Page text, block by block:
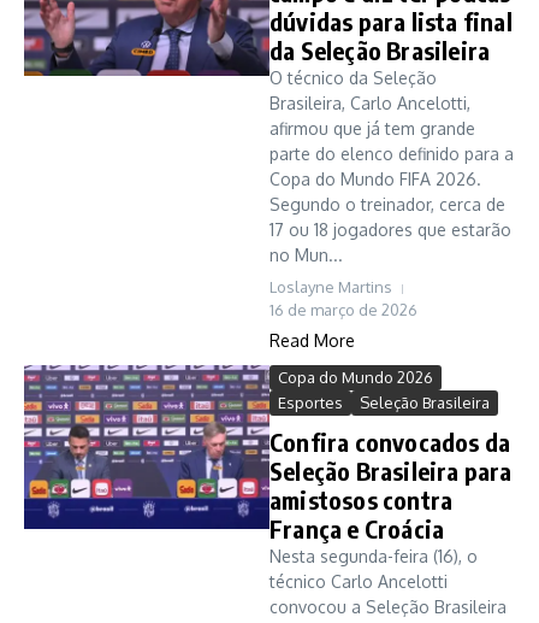
dúvidas para lista final
da Seleção Brasileira
O técnico da Seleção
Brasileira, Carlo Ancelotti,
afirmou que já tem grande
parte do elenco definido para a
Copa do Mundo FIFA 2026.
Segundo o treinador, cerca de
17 ou 18 jogadores que estarão
no Mun...
Loslayne Martins
16 de março de 2026
Read More
Copa do Mundo 2026
Esportes
Seleção Brasileira
Confira convocados da
Seleção Brasileira para
amistosos contra
França e Croácia
Nesta segunda-feira (16), o
técnico Carlo Ancelotti
convocou a Seleção Brasileira